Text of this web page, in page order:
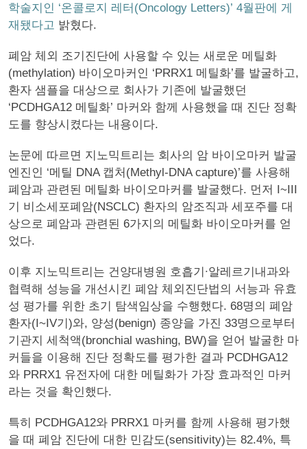
학술지인 ‘온콜로지 레터(Oncology Letters)’ 4월판에 게
재됐다고 밝혔다.
폐암 체외 조기진단에 사용할 수 있는 새로운 메틸화
(methylation) 바이오마커인 ‘PRRX1 메틸화’를 발굴하고,
환자 샘플을 대상으로 회사가 기존에 발굴했던
‘PCDHGA12 메틸화’ 마커와 함께 사용했을 때 진단 정확
도를 향상시켰다는 내용이다.
논문에 따르면 지노믹트리는 회사의 암 바이오마커 발굴
엔진인 ‘메틸 DNA 캡처(Methyl-DNA capture)’를 사용해
폐암과 관련된 메틸화 바이오마커를 발굴했다. 먼저 I~III
기 비소세포폐암(NSCLC) 환자의 암조직과 세포주를 대
상으로 폐암과 관련된 6가지의 메틸화 바이오마커를 얻
었다.
이후 지노믹트리는 건양대병원 호흡기∙알레르기내과와
협력해 성능을 개선시킨 폐암 체외진단법의 서능과 유효
성 평가를 위한 초기 탐색임상을 수행했다. 68명의 폐암
환자(I~IV기)와, 양성(benign) 종양을 가진 33명으로부터
기관지 세척액(bronchial washing, BW)을 얻어 발굴한 마
커들을 이용해 진단 정확도를 평가한 결과 PCDHGA12
와 PRRX1 유전자에 대한 메틸화가 가장 효과적인 마커
라는 것을 확인했다.
특히 PCDHGA12와 PRRX1 마커를 함께 사용해 평가했
을 때 폐암 진단에 대한 민감도(sensitivity)는 82.4%, 특